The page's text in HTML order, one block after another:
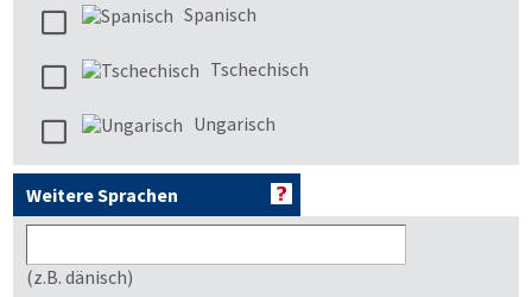
Spanisch
Tschechisch
Ungarisch
Weitere Sprachen
(z.B. dänisch)